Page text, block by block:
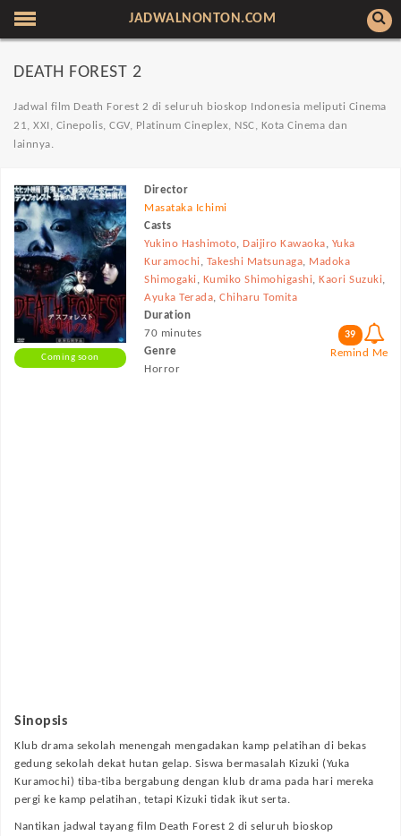
JADWALNONTON.COM
DEATH FOREST 2
Jadwal film Death Forest 2 di seluruh bioskop Indonesia meliputi Cinema
21, XXI, Cinepolis, CGV, Platinum Cineplex, NSC, Kota Cinema dan
lainnya.
Coming soon
Director
Masataka Ichimi
Casts
Yukino Hashimoto, Daijiro Kawaoka, Yuka
Kuramochi, Takeshi Matsunaga, Madoka
Shimogaki, Kumiko Shimohigashi,Kaori Suzuki,
Ayuka Terada,Chiharu Tomita
Duration
70 minutes
Genre
Horror
39
Remind Me
Sinopsis
Klub drama sekolah menengah mengadakan kamp pelatihan di bekas
gedung sekolah dekat hutan gelap. Siswa bermasalah Kizuki (Yuka
Kuramochi) tiba-tiba bergabung dengan klub drama pada hari mereka
pergi ke kamp pelatihan, tetapi Kizuki tidak ikut serta.
Nantikan jadwal tayang film Death Forest 2 di seluruh bioskop